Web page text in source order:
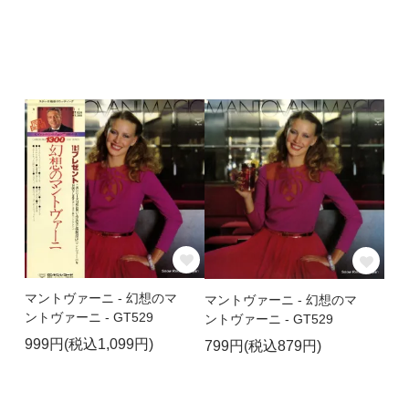
マントヴァーニ - 幻想のマ
ントヴァーニ - GT529
999円(税込1,099円)
マントヴァーニ - 幻想のマ
ントヴァーニ - GT529
799円(税込879円)